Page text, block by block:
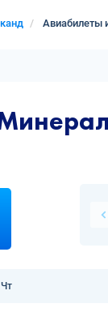
Авиабилеты
Чт